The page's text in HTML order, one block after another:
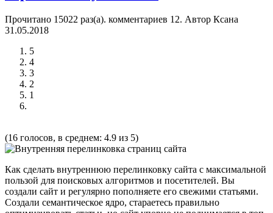
Прочитано 15022 раз(a). комментариев 12. Автор Ксана
31.05.2018
5
4
3
2
1
(16 голосов, в среднем: 4.9 из 5)
Как сделать внутреннюю перелинковку сайта с максимальной
пользой для поисковых алгоритмов и посетителей. Вы
создали сайт и регулярно пополняете его свежими статьями.
Создали семантическое ядро, стараетесь правильно